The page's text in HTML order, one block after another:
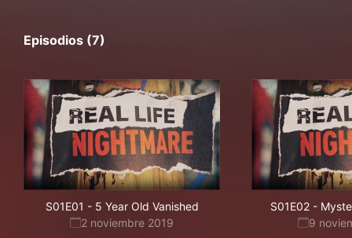
Episodios (7)
S01E01 - 5 Year Old Vanished
2 noviembre 2019
S01E02 -
9